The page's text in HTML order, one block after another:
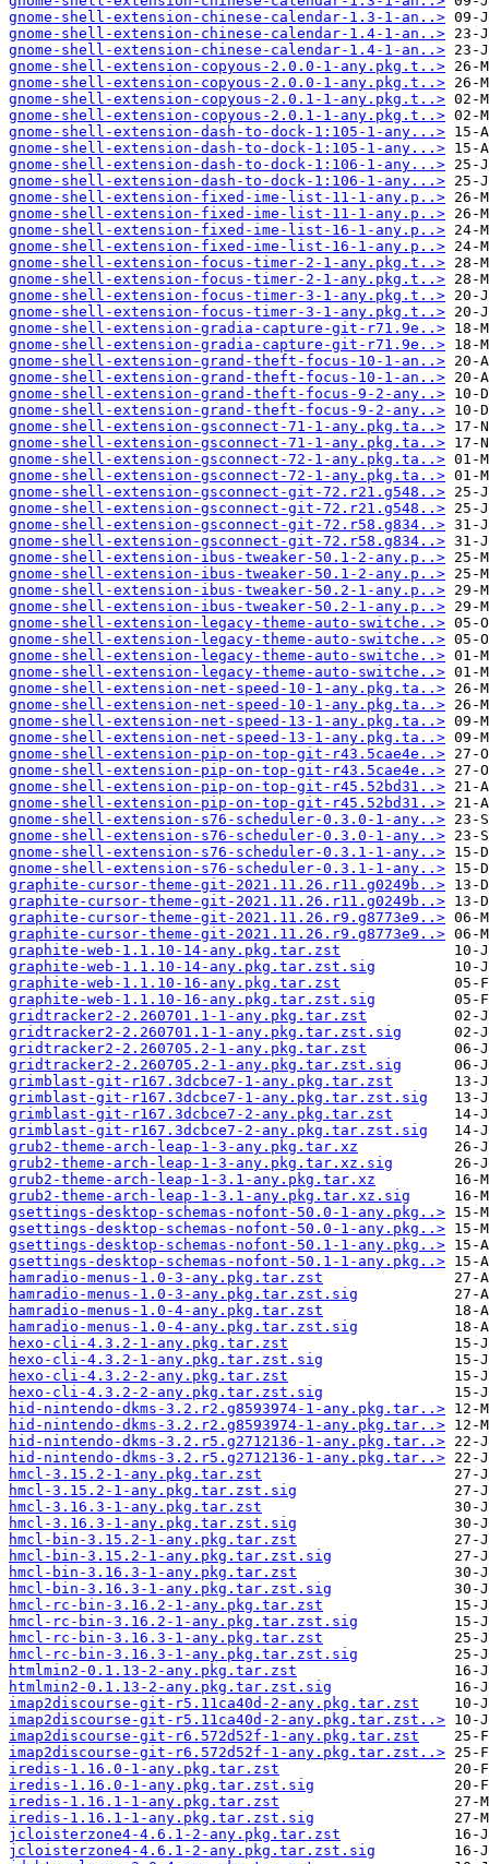
gnome-shell-extension-chinese-calendar-1.3-1-an..>
gnome-shell-extension-chinese-calendar-1.4-1-an..>
gnome-shell-extension-chinese-calendar-1.4-1-an..>
gnome-shell-extension-copyous-2.0.0-1-any.pkg.t..>
gnome-shell-extension-copyous-2.0.0-1-any.pkg.t..>
gnome-shell-extension-copyous-2.0.1-1-any.pkg.t..>
gnome-shell-extension-copyous-2.0.1-1-any.pkg.t..>
gnome-shell-extension-dash-to-dock-1:105-1-any...>
gnome-shell-extension-dash-to-dock-1:105-1-any...>
gnome-shell-extension-dash-to-dock-1:106-1-any...>
gnome-shell-extension-dash-to-dock-1:106-1-any...>
gnome-shell-extension-fixed-ime-list-11-1-any.p..>
gnome-shell-extension-fixed-ime-list-11-1-any.p..>
gnome-shell-extension-fixed-ime-list-16-1-any.p..>
gnome-shell-extension-fixed-ime-list-16-1-any.p..>
gnome-shell-extension-focus-timer-2-1-any.pkg.t..>
gnome-shell-extension-focus-timer-2-1-any.pkg.t..>
gnome-shell-extension-focus-timer-3-1-any.pkg.t..>
gnome-shell-extension-focus-timer-3-1-any.pkg.t..>
gnome-shell-extension-gradia-capture-git-r71.9e..>
gnome-shell-extension-gradia-capture-git-r71.9e..>
gnome-shell-extension-grand-theft-focus-10-1-an..>
gnome-shell-extension-grand-theft-focus-10-1-an..>
gnome-shell-extension-grand-theft-focus-9-2-any..>
gnome-shell-extension-grand-theft-focus-9-2-any..>
gnome-shell-extension-gsconnect-71-1-any.pkg.ta..>
gnome-shell-extension-gsconnect-71-1-any.pkg.ta..>
gnome-shell-extension-gsconnect-72-1-any.pkg.ta..>
gnome-shell-extension-gsconnect-72-1-any.pkg.ta..>
gnome-shell-extension-gsconnect-git-72.r21.g548..>
gnome-shell-extension-gsconnect-git-72.r21.g548..>
gnome-shell-extension-gsconnect-git-72.r58.g834..>
gnome-shell-extension-gsconnect-git-72.r58.g834..>
gnome-shell-extension-ibus-tweaker-50.1-2-any.p..>
gnome-shell-extension-ibus-tweaker-50.1-2-any.p..>
gnome-shell-extension-ibus-tweaker-50.2-1-any.p..>
gnome-shell-extension-ibus-tweaker-50.2-1-any.p..>
gnome-shell-extension-legacy-theme-auto-switche..>
gnome-shell-extension-legacy-theme-auto-switche..>
gnome-shell-extension-legacy-theme-auto-switche..>
gnome-shell-extension-legacy-theme-auto-switche..>
gnome-shell-extension-net-speed-10-1-any.pkg.ta..>
gnome-shell-extension-net-speed-10-1-any.pkg.ta..>
gnome-shell-extension-net-speed-13-1-any.pkg.ta..>
gnome-shell-extension-net-speed-13-1-any.pkg.ta..>
gnome-shell-extension-pip-on-top-git-r43.5cae4e..>
gnome-shell-extension-pip-on-top-git-r43.5cae4e..>
gnome-shell-extension-pip-on-top-git-r45.52bd31..>
gnome-shell-extension-pip-on-top-git-r45.52bd31..>
gnome-shell-extension-s76-scheduler-0.3.0-1-any..>
gnome-shell-extension-s76-scheduler-0.3.0-1-any..>
gnome-shell-extension-s76-scheduler-0.3.1-1-any..>
gnome-shell-extension-s76-scheduler-0.3.1-1-any..>
graphite-cursor-theme-git-2021.11.26.r11.g0249b..>
graphite-cursor-theme-git-2021.11.26.r11.g0249b..>
graphite-cursor-theme-git-2021.11.26.r9.g8773e9..>
graphite-cursor-theme-git-2021.11.26.r9.g8773e9..>
graphite-web-1.1.10-14-any.pkg.tar.zst
graphite-web-1.1.10-14-any.pkg.tar.zst.sig
graphite-web-1.1.10-16-any.pkg.tar.zst
graphite-web-1.1.10-16-any.pkg.tar.zst.sig
gridtracker2-2.260701.1-1-any.pkg.tar.zst
gridtracker2-2.260701.1-1-any.pkg.tar.zst.sig
gridtracker2-2.260705.2-1-any.pkg.tar.zst
gridtracker2-2.260705.2-1-any.pkg.tar.zst.sig
grimblast-git-r167.3dcbce7-1-any.pkg.tar.zst
grimblast-git-r167.3dcbce7-1-any.pkg.tar.zst.sig
grimblast-git-r167.3dcbce7-2-any.pkg.tar.zst
grimblast-git-r167.3dcbce7-2-any.pkg.tar.zst.sig
grub2-theme-arch-leap-1-3-any.pkg.tar.xz
grub2-theme-arch-leap-1-3-any.pkg.tar.xz.sig
grub2-theme-arch-leap-1-3.1-any.pkg.tar.xz
grub2-theme-arch-leap-1-3.1-any.pkg.tar.xz.sig
gsettings-desktop-schemas-nofont-50.0-1-any.pkg..>
gsettings-desktop-schemas-nofont-50.0-1-any.pkg..>
gsettings-desktop-schemas-nofont-50.1-1-any.pkg..>
gsettings-desktop-schemas-nofont-50.1-1-any.pkg..>
hamradio-menus-1.0-3-any.pkg.tar.zst
hamradio-menus-1.0-3-any.pkg.tar.zst.sig
hamradio-menus-1.0-4-any.pkg.tar.zst
hamradio-menus-1.0-4-any.pkg.tar.zst.sig
hexo-cli-4.3.2-1-any.pkg.tar.zst
hexo-cli-4.3.2-1-any.pkg.tar.zst.sig
hexo-cli-4.3.2-2-any.pkg.tar.zst
hexo-cli-4.3.2-2-any.pkg.tar.zst.sig
hid-nintendo-dkms-3.2.r2.g8593974-1-any.pkg.tar..>
hid-nintendo-dkms-3.2.r2.g8593974-1-any.pkg.tar..>
hid-nintendo-dkms-3.2.r5.g2712136-1-any.pkg.tar..>
hid-nintendo-dkms-3.2.r5.g2712136-1-any.pkg.tar..>
hmcl-3.15.2-1-any.pkg.tar.zst
hmcl-3.15.2-1-any.pkg.tar.zst.sig
hmcl-3.16.3-1-any.pkg.tar.zst
hmcl-3.16.3-1-any.pkg.tar.zst.sig
hmcl-bin-3.15.2-1-any.pkg.tar.zst
hmcl-bin-3.15.2-1-any.pkg.tar.zst.sig
hmcl-bin-3.16.3-1-any.pkg.tar.zst
hmcl-bin-3.16.3-1-any.pkg.tar.zst.sig
hmcl-rc-bin-3.16.2-1-any.pkg.tar.zst
hmcl-rc-bin-3.16.2-1-any.pkg.tar.zst.sig
hmcl-rc-bin-3.16.3-1-any.pkg.tar.zst
hmcl-rc-bin-3.16.3-1-any.pkg.tar.zst.sig
htmlmin2-0.1.13-2-any.pkg.tar.zst
htmlmin2-0.1.13-2-any.pkg.tar.zst.sig
imap2discourse-git-r5.11ca40d-2-any.pkg.tar.zst
imap2discourse-git-r5.11ca40d-2-any.pkg.tar.zst..>
imap2discourse-git-r6.572d52f-1-any.pkg.tar.zst
imap2discourse-git-r6.572d52f-1-any.pkg.tar.zst..>
iredis-1.16.0-1-any.pkg.tar.zst
iredis-1.16.0-1-any.pkg.tar.zst.sig
iredis-1.16.1-1-any.pkg.tar.zst
iredis-1.16.1-1-any.pkg.tar.zst.sig
jcloisterzone4-4.6.1-2-any.pkg.tar.zst
jcloisterzone4-4.6.1-2-any.pkg.tar.zst.sig